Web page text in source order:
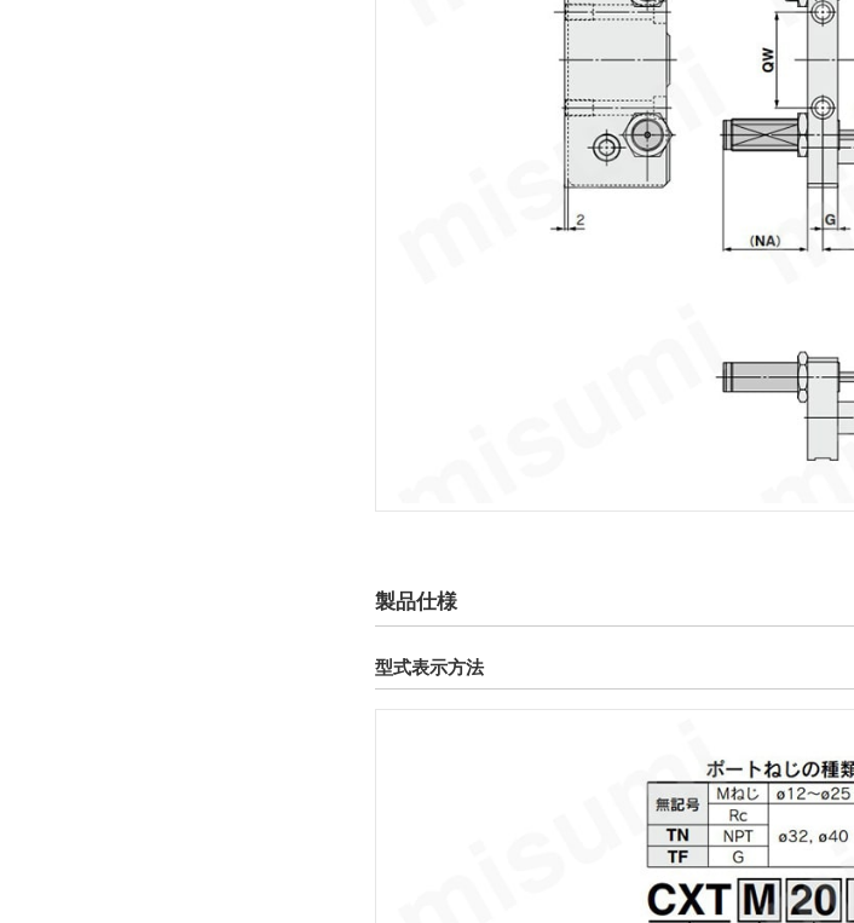
製品仕様
型式表示方法